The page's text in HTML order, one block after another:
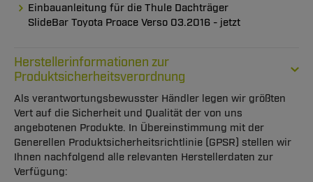
Einbauanleitung für die Thule Dachträger
SlideBar Toyota Proace Verso 03.2016 - jetzt
Herstellerinformationen zur
Produktsicherheitsverordnung
Als verantwortungsbewusster Händler legen wir größten
Vert auf die Sicherheit und Qualität der von uns
angebotenen Produkte. In Übereinstimmung mit der
Generellen Produktsicherheitsrichtlinie (GPSR) stellen wir
Ihnen nachfolgend alle relevanten Herstellerdaten zur
Verfügung: